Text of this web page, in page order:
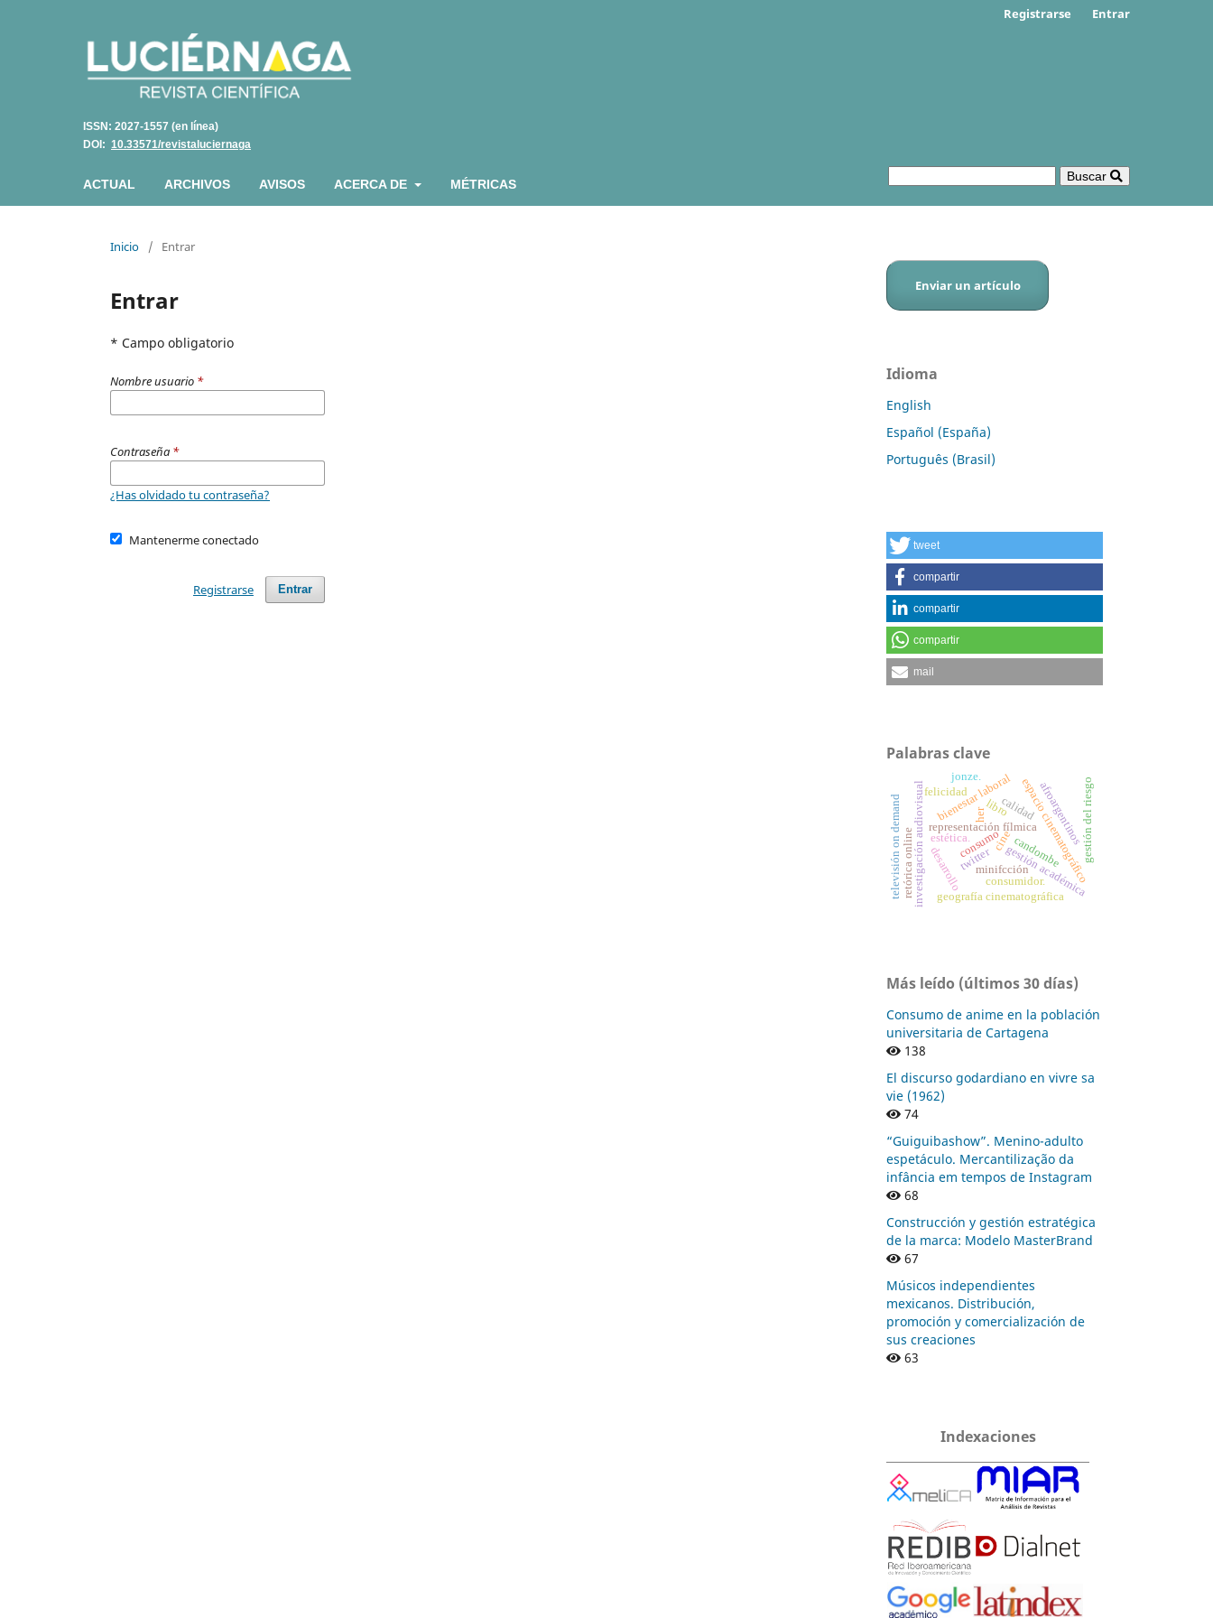
ISSN: 2027-1557 (en línea)
DOI: 10.33571/revistaluciernaga
ACTUAL ARCHIVOS AVISOS ACERCA DE MÉTRICAS
Buscar
Registrarse Entrar
Inicio / Entrar
Entrar
* Campo obligatorio
Nombre usuario *
Contraseña *
¿Has olvidado tu contraseña?
Mantenerme conectado
Entrar
Registrarse
Enviar un artículo
Idioma
English
Español (España)
Português (Brasil)
tweet
compartir
compartir
compartir
mail
Palabras clave
cine
gestión académica
espacio cinematográfico
representación fílmica
estética.
investigación audiovisual calidad
bienestar laboral
minifcción
desarrollo
geografía cinematográfica
gestión del riesgo
candombe
consumidor.
felicidad afroargentinos
her
retórica online consumo
televisión on demand
jonze.
twitter
libro
Más leído (últimos 30 días)
Consumo de anime en la población
universitaria de Cartagena
138
El discurso godardiano en vivre sa
vie (1962)
74
“Guiguibashow”. Menino-adulto
espetáculo. Mercantilização da
infância em tempos de Instagram
68
Construcción y gestión estratégica
de la marca: Modelo MasterBrand
67
Músicos independientes
mexicanos. Distribución,
promoción y comercialización de
sus creaciones
63
Indexaciones